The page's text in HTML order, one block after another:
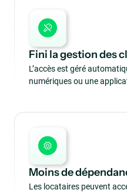
Fini la gestion des
L’accès est géré
numériques ou une
Moins de
Les locataires peuvent